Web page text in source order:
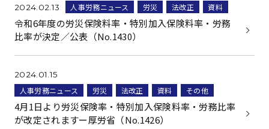
2024.02.13 人事労務ニュース 労災 法改正 資料
令和6年度の労災保険料率・特別加入保険料率・労務
比率が決定／公表（No.1430）
2024.01.15
人事労務ニュース 労災 法改正 資料 その他
4月1日より労災保険率・特別加入保険料率・労務比率
が改定されますー厚労省（No.1426）